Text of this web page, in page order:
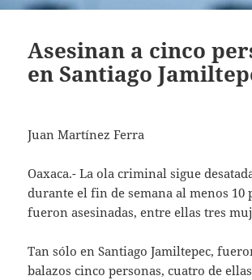
Asesinan a cinco
en Santiago
Juan Martínez Ferra
Oaxaca.- La ola criminal sigue
durante el fin de semana al menos 10
fueron asesinadas, entre ellas tres
Tan sólo en Santiago Jamiltepec,
balazos cinco personas, cuatro de